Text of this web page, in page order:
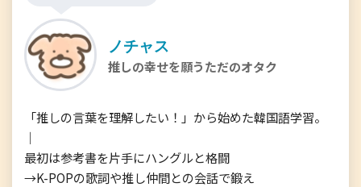
ノチャス
推しの幸せを願うただのオタク
「推しの言葉を理解したい！」から始めた韓国語学習。
｜
最初は参考書を片手にハングルと格闘
→K-POPの歌詞や推し仲間との会話で鍛え